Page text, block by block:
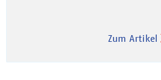
Zum Artikel